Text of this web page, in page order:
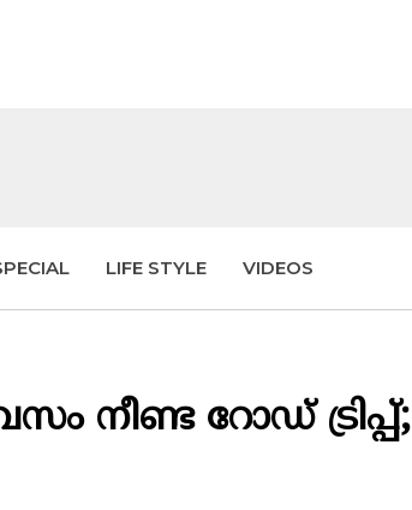
LIFE STYLE VIDEOS
നീണ്ട റോഡ് ട്രിപ്പ്;